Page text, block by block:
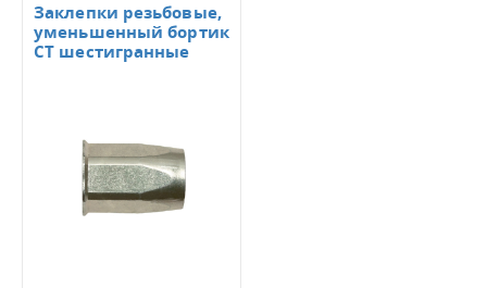
Заклепки резьбовые,
уменьшенный бортик
СТ шестигранные